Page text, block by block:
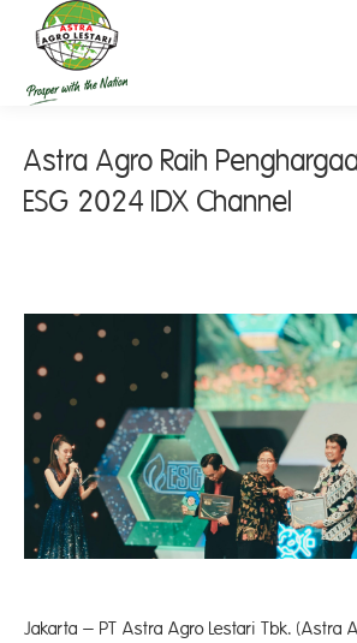
Astra Agro Raih
ESG 2024 IDX Channel
Jakarta – PT Astra Agro Lestari Tbk. (Astra